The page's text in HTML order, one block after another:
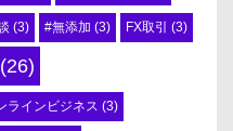
(3) #無添加 (3) FX取引 (3)
(26)
ラインビジネス (3)